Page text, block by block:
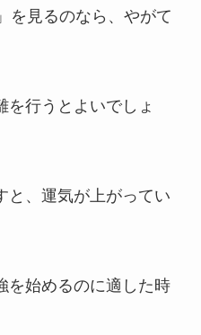
を見るのなら、やがて
を行うとよいでしょ
と、運気が上がってい
を始めるのに適した時